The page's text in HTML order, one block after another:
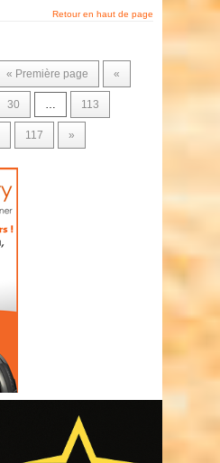
Retour en haut de page
« Première page «
30 … 113
117 »